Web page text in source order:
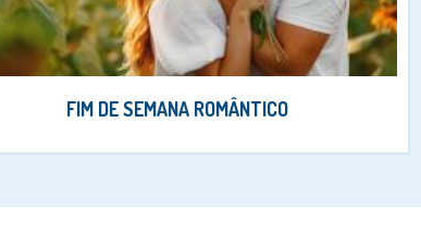
FIM DE SEMANA ROMÂNTICO